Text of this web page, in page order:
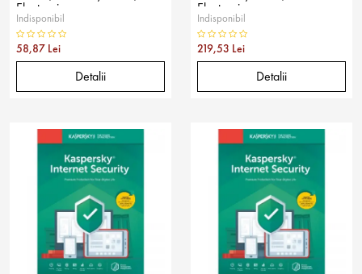
Electronic
Indisponibil
58,87 Lei
Detalii
Electronic
Indisponibil
219,53 Lei
Detalii